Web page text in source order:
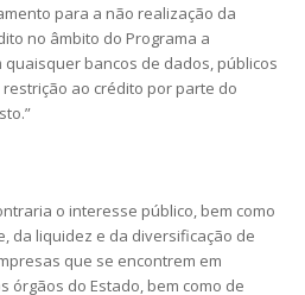
para a não realização da
no âmbito do Programa a
bancos de dados, públicos
ao crédito por parte do
o interesse público, bem como
da liquidez e da diversificação de
que se encontrem em
órgãos do Estado, bem como de